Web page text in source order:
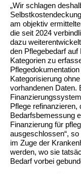
„Wir schlagen
am objektiv
die seit 2024
dazu
den Pflegebedarf
Kategorien zu
Kategorisierung
vorhandenen Daten.
Pflege
Bedarfsbemessung
Finanzierung für
ausgeschlossen“,
im Zuge der
werden, wo sie
Bedarf vorbei